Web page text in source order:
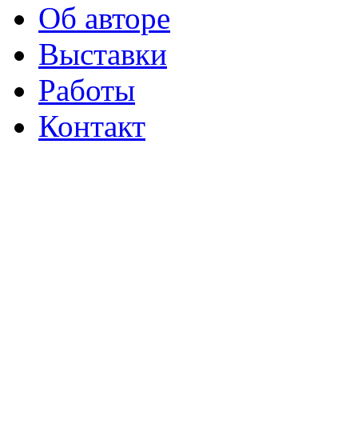
Об авторе
Выставки
Работы
Контакт